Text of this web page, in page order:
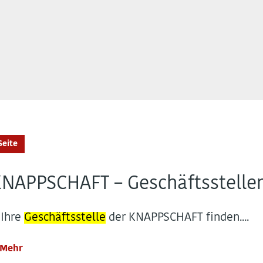
–
Ihre Geschäftsstelle der KNAPPSCHAFT finden....
Mehr